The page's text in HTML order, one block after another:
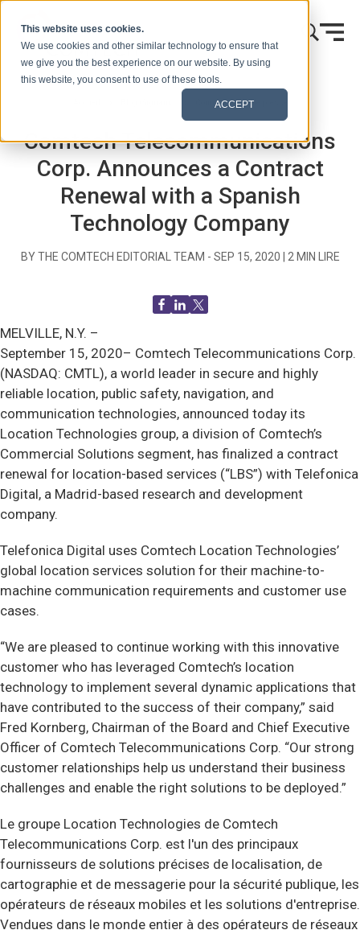
This website uses cookies.
We use cookies and other similar technology to ensure that
we give you the best experience on our website. By using
this website, you consent to use of these tools.
ACCEPT
Communiqués de presse
Comtech Telecommunications
Corp. Announces a Contract
Renewal with a Spanish
Technology Company
BY THE COMTECH EDITORIAL TEAM - SEP 15, 2020 2 MIN LIRE
MELVILLE, N.Y. –
September 15, 2020– Comtech Telecommunications Corp.
(NASDAQ: CMTL), a world leader in secure and highly
reliable location, public safety, navigation, and
communication technologies, announced today its
Location Technologies group, a division of Comtech’s
Commercial Solutions segment, has finalized a contract
renewal for location-based services (“LBS”) with Telefonica
Digital, a Madrid-based research and development
company.
Telefonica Digital uses Comtech Location Technologies’
global location services solution for their machine-to-
machine communication requirements and customer use
cases.
“We are pleased to continue working with this innovative
customer who has leveraged Comtech’s location
technology to implement several dynamic applications that
have contributed to the success of their company,” said
Fred Kornberg, Chairman of the Board and Chief Executive
Officer of Comtech Telecommunications Corp. “Our strong
customer relationships help us understand their business
challenges and enable the right solutions to be deployed.”
Le groupe Location Technologies de Comtech
Telecommunications Corp. est l'un des principaux
fournisseurs de solutions précises de localisation, de
cartographie et de messagerie pour la sécurité publique, les
opérateurs de réseaux mobiles et les solutions d'entreprise.
Vendues dans le monde entier à des opérateurs de réseaux